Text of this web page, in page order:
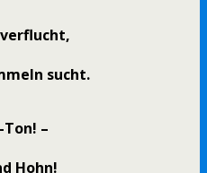
sucht.
–
Hohn!